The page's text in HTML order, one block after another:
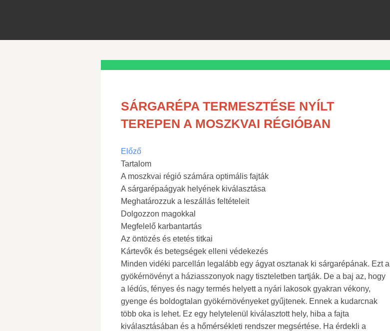
SÁRGARÉPA TERMESZTÉSE NYÍLT
TEREPEN A MOSZKVAI RÉGIÓBAN
Előző
Tartalom
A moszkvai régió számára optimális fajták
A sárgarépaágyak helyének kiválasztása
Meghatározzuk a leszállás feltételeit
Dolgozzon magokkal
Megfelelő karbantartás
Az öntözés és etetés titkai
Kártevők és betegségek elleni védekezés
Minden vidéki parcellán legalább egy ágyat osztanak ki sárgarépának. Ezt a
gyökérnövényt a háziasszonyok nagy tiszteletben tartják. De a baj az, hogy
a lédús, fényes és nagy termés helyett a nyári lakosok gyakran vékony,
gyenge és boldogtalan gyökérnövényeket gyűjtenek. Ennek a kudarcnak
több oka is lehet. Ez egy helytelenül kiválasztott hely, hiba a fajta
kiválasztásában és a hőmérsékleti rendszer megsértése. Ha érdekli a